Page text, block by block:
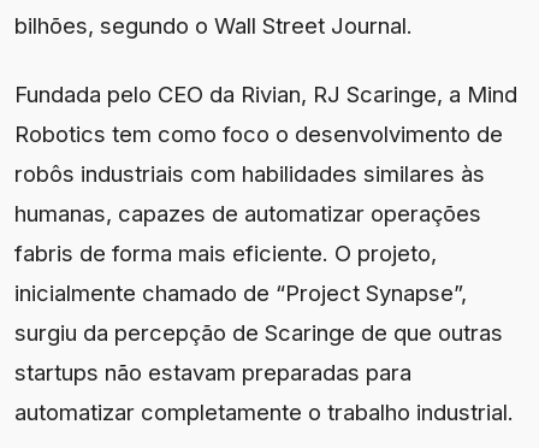
bilhões, segundo o Wall Street Journal.
Fundada pelo CEO da Rivian, RJ Scaringe, a Mind
Robotics tem como foco o desenvolvimento de
robôs industriais com habilidades similares às
humanas, capazes de automatizar operações
fabris de forma mais eficiente. O projeto,
inicialmente chamado de “Project Synapse”,
surgiu da percepção de Scaringe de que outras
startups não estavam preparadas para
automatizar completamente o trabalho industrial.